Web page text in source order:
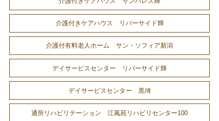
介護付きケアハウス リバーサイド輝
介護付有料老人ホーム サン・ソフィア新潟
デイサービスセンター リバーサイド輝
デイサービスセンター 黒埼
通所リハビリテーション 江風苑リハビリセンター100